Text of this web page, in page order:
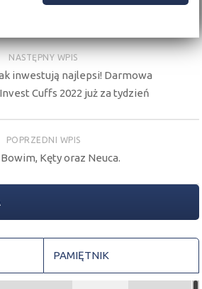
NASTĘPNY WPIS
inwestują najlepsi! Darmowa
Cuffs 2022 już za tydzień
POPRZEDNI WPIS
Bowim, Kęty oraz Neuca.
PAMIĘTNIK